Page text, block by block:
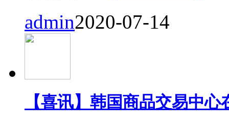
admin2020-07-14
【喜讯】韩国商品交易中